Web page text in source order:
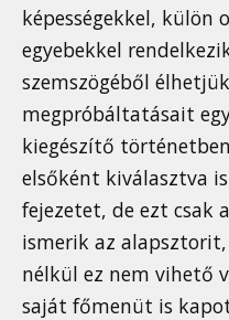
képességekkel, külön
egyebekkel
szemszögéből
megpróbáltatásait
kiegészítő
elsőként kiválasztva
fejezetet, de ezt csak
ismerik az
nélkül ez nem vihető
saját főmenüt is